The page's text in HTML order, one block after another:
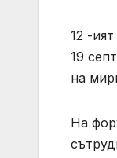
12 -
19
на
На